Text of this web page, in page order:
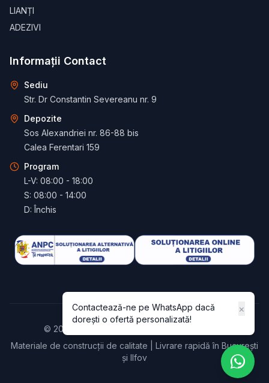
LIANȚI
ADEZIVI
Informații Contact
Sediu
Str. Dr Constantin Severeanu nr. 9
Depozite
Sos Alexandriei nr. 86-88 bis
Calea Ferentari 159
Program
L-V: 08:00 - 18:00
S: 08:00 - 14:00
D: Închis
© 2024 IzoPresto. Toate drepturile rezervate.
Materiale de construcții de calitate | Livrare rapidă în București
și Ilfov
Contactează-ne pe WhatsApp dacă
dorești o ofertă personalizată!
×